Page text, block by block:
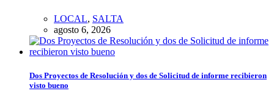
LOCAL, SALTA
agosto 6, 2026
Dos Proyectos de Resolución y dos de Solicitud de informe recibieron
visto bueno